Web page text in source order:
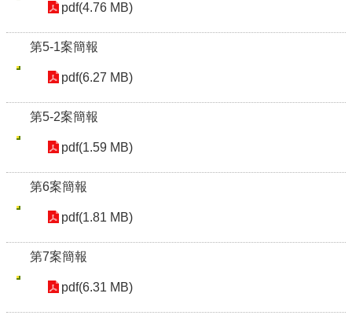
pdf(4.76 MB)
第5-1案簡報
pdf(6.27 MB)
第5-2案簡報
pdf(1.59 MB)
第6案簡報
pdf(1.81 MB)
第7案簡報
pdf(6.31 MB)